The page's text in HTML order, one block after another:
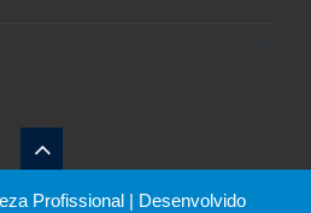
Profissional | Desenvolvido